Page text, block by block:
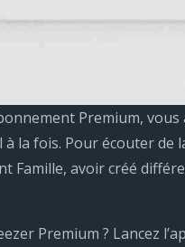
Premium,
à la fois. Pour écouter
Famille, avoir créé
Premium ? Lancez